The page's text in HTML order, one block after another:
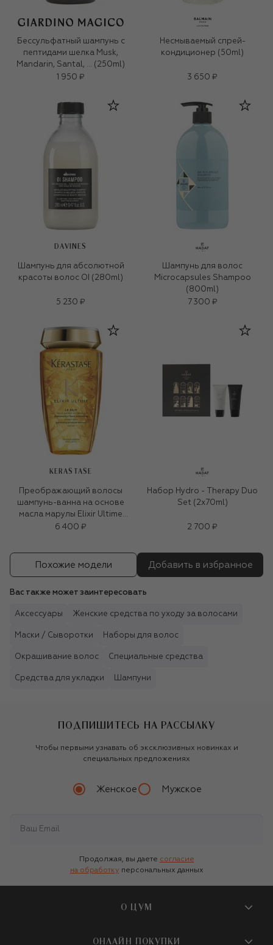
Бессульфатный шампунь с
пептидами шелка Musk,
Mandarin, Santal, … (250ml)
1 950 ₽
Несмываемый спрей-
кондиционер (50ml)
3 650 ₽
DAVINES
Шампунь для абсолютной
красоты волос OI (280ml)
5 230 ₽
Шампунь для волос
Microcapsules Shampoo
(800ml)
7 300 ₽
KERASTASE
Преображающий волосы
шампунь-ванна на основе
масла марулы Elixir Ultime
(250ml)
6 400 ₽
Набор Hydro - Therapy Duo
Set (2x70ml)
2 700 ₽
Похожие модели Добавить в избранное
Вас также может заинтересовать
Аксессуары Женские средства по уходу за волосами
Маски / Сыворотки Наборы для волос
Окрашивание волос Специальные средства
Средства для укладки Шампуни
ПОДПИШИТЕСЬ НА РАССЫЛКУ
Чтобы первыми узнавать об эксклюзивных новинках и
специальных предложениях
Женское Мужское
Продолжая, вы даете согласие
на обработку персональных данных
О ЦУМ
О магазине
ОНЛАЙН ПОКУПКИ